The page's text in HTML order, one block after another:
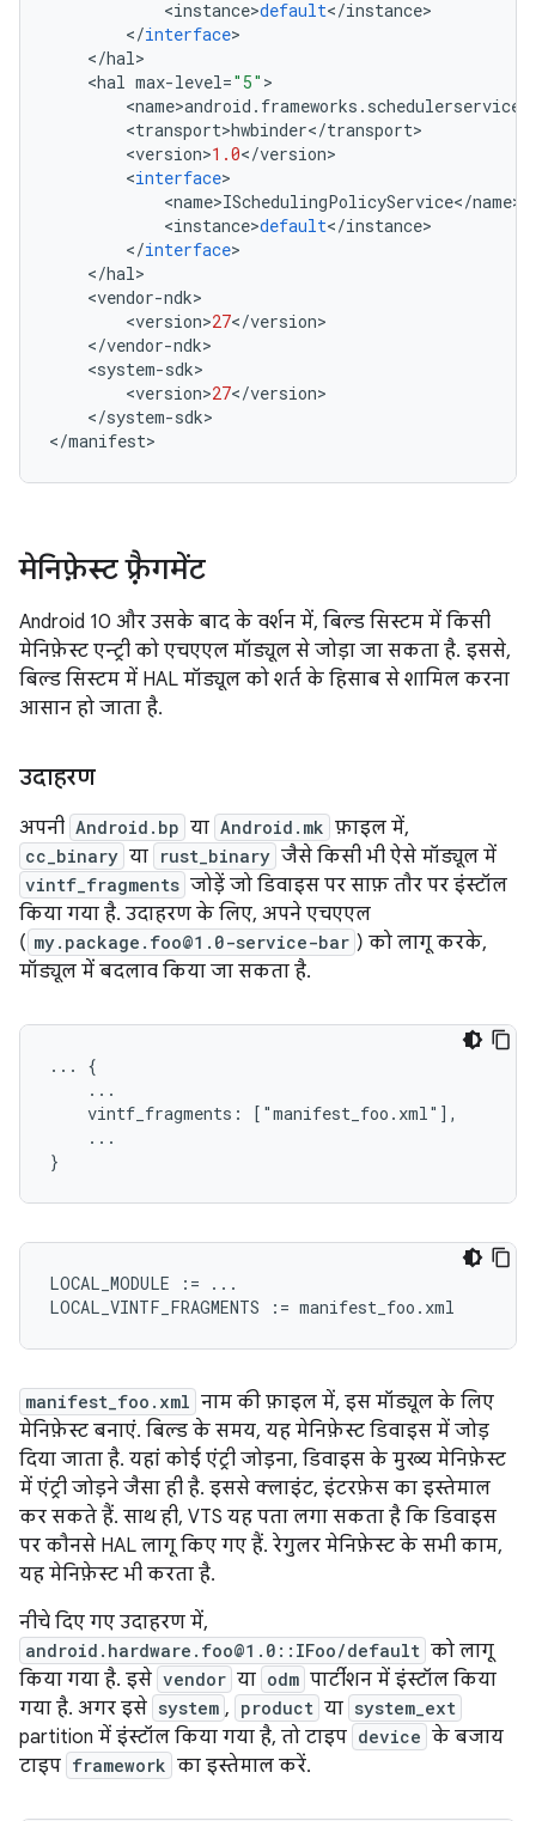
<instance>default</instance>
</interface>
</hal>
<hal max-level="5" >
<name>android . frameworks . schedulerservice
<transport>hwbinder</transport>
<version>1.0</version>
<interface>
<name>ISchedulingPolicyService</name>
<instance>default</instance>
</interface>
</hal>
<vendor-ndk>
<version>27</version>
</vendor-ndk>
<system-sdk>
<version>27</version>
</system-sdk>
</manifest>
मेनिफ़ेस्ट फ़्रैगमेंट
Android 10 और उसके बाद के वर्शन में, बिल्ड सिस्टम में किसी
मेनिफ़ेस्ट एन्ट्री को एचएएल मॉड्यूल से जोड़ा जा सकता है. इससे,
बिल्ड सिस्टम में HAL मॉड्यूल को शर्त के हिसाब से शामिल करना
आसान हो जाता है.
उदाहरण
अपनी Android.bp या Android.mk फ़ाइल में,
cc_binary या rust_binary जैसे किसी भी ऐसे मॉड्यूल में
vintf_fragments जोड़ें जो डिवाइस पर साफ़ तौर पर इंस्टॉल
किया गया है. उदाहरण के लिए, अपने एचएएल
( my.package.foo@1.0-service-bar ) को लागू करके,
मॉड्यूल में बदलाव किया जा सकता है.
... {
    ...
    vintf_fragments: ["manifest_foo.xml"],
    ...
}
LOCAL_MODULE :=
...
LOCAL_VINTF_FRAGMENTS
:= manifest_foo . xml
manifest_foo.xml नाम की फ़ाइल में, इस मॉड्यूल के लिए
मेनिफ़ेस्ट बनाएं. बिल्ड के समय, यह मेनिफ़ेस्ट डिवाइस में जोड़
दिया जाता है. यहां कोई एंट्री जोड़ना, डिवाइस के मुख्य मेनिफ़ेस्ट
में एंट्री जोड़ने जैसा ही है. इससे क्लाइंट, इंटरफ़ेस का इस्तेमाल
कर सकते हैं. साथ ही, VTS यह पता लगा सकता है कि डिवाइस
पर कौनसे HAL लागू किए गए हैं. रेगुलर मेनिफ़ेस्ट के सभी काम,
यह मेनिफ़ेस्ट भी करता है.
नीचे दिए गए उदाहरण में,
android.hardware.foo@1.0::IFoo/default को लागू
किया गया है. इसे vendor या odm पार्टीशन में इंस्टॉल किया
गया है. अगर इसे system , product या system_ext
partition में इंस्टॉल किया गया है, तो टाइप device के बजाय
टाइप framework का इस्तेमाल करें.